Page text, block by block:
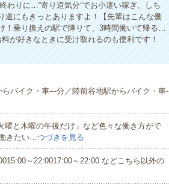
わりに…“寄り道気分”でお小遣い稼ぎ、しち
道にもきっとありますよ！【先輩はこんな働
！乗り換えの駅で降りて、3時間働いて帰る…
が好きなときに受け取れるのも便利です！
バイク・車---分／陸前谷地駅からバイク・車-
と木曜の午後だけ」など色々な働き方がで
きたい…つづきを見る
～22:0017:00～22:00 などこちら以外の